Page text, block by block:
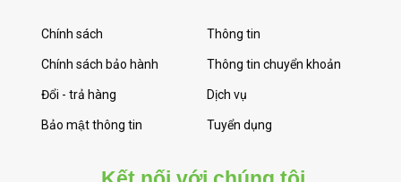
Chính sách
Chính sách bảo hành
Đổi - trả hàng
Bảo mật thông tin
Thông tin
Thông tin chuyển khoản
Dịch vụ
Tuyển dụng